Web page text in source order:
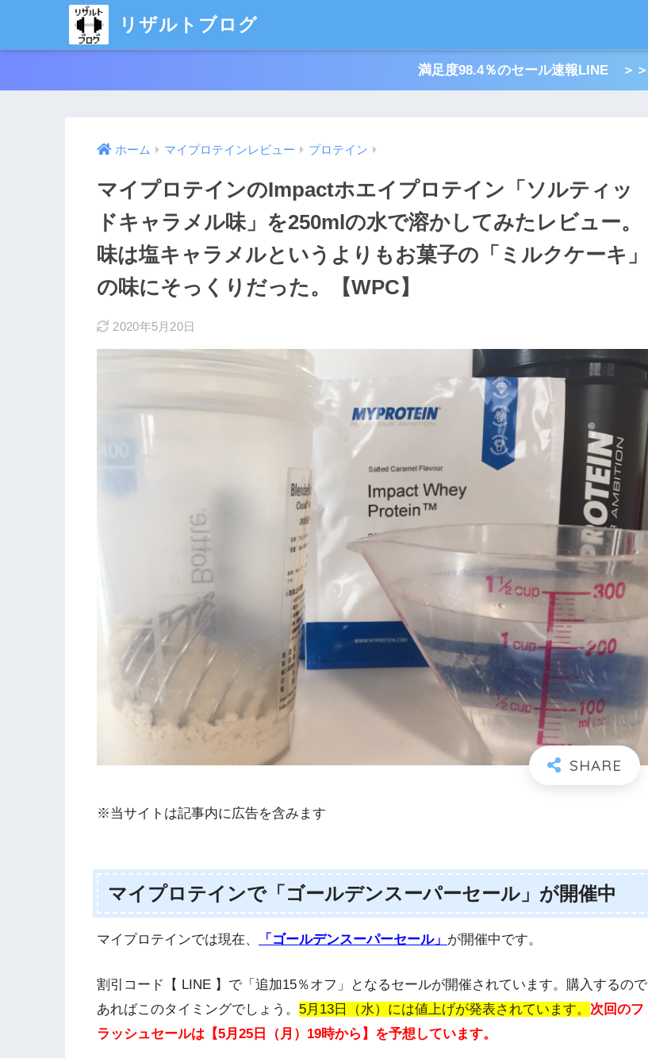
リザルトブログ
満足度98.4％のセール速報LINE ＞＞
ホーム マイプロテインレビュー プロテイン
マイプロテインのImpactホエイプロテイン「ソルティッ
ドキャラメル味」を250mlの水で溶かしてみたレビュー。
味は塩キャラメルというよりもお菓子の「ミルクケーキ」
の味にそっくりだった。【WPC】
2020年5月20日
※当サイトは記事内に広告を含みます
マイプロテインで「ゴールデンスーパーセール」が開催中
マイプロテインでは現在、 「ゴールデンスーパーセール」 が開催中です。
割引コード【 LINE 】で「追加15％オフ」となるセールが開催されています。購入するので
あればこのタイミングでしょう。 5月13日（水）には値上げが発表されています。 次回のフ
ラッシュセールは【5月25日（月）19時から】を予想しています。